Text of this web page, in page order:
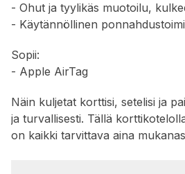
- Ohut ja tyylikäs muotoilu,
- Käytännöllinen
Sopii:
- Apple AirTag
Näin kuljetat korttisi, setelisi ja
ja turvallisesti. Tällä
on kaikki tarvittava aina